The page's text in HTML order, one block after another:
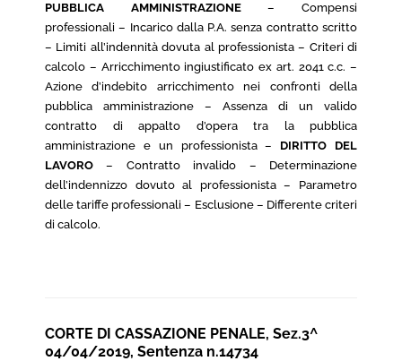
PUBBLICA AMMINISTRAZIONE– Compensi
professionali – Incarico dalla P.A. senza contratto scritto
– Limiti all’indennità dovuta al professionista – Criteri di
calcolo – Arricchimento ingiustificato ex art. 2041 c.c. –
Azione d’indebito arricchimento nei confronti della
pubblica amministrazione – Assenza di un valido
contratto di appalto d’opera tra la pubblica
amministrazione e un professionista – DIRITTO DEL
LAVORO – Contratto invalido – Determinazione
dell’indennizzo dovuto al professionista – Parametro
delle tariffe professionali – Esclusione – Differente criteri
di calcolo.
CORTE DI CASSAZIONE PENALE, Sez.3^
04/04/2019, Sentenza n.14734